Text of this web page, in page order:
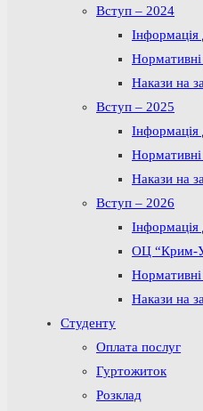
Вступ – 2024
Інформація
Накази на
Вступ – 2025
Інформація
Накази на
Вступ – 2026
Інформація
ОЦ “Крим-
Накази на
Студенту
Оплата послуг
Гуртожиток
Розклад